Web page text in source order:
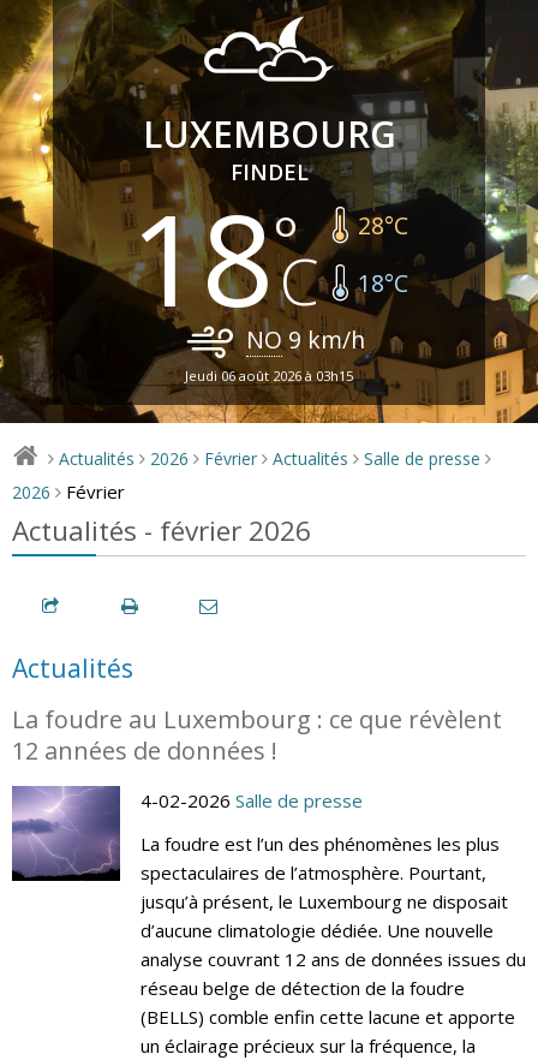
LUXEMBOURG
FINDEL
18 28°C
18°C
NO9 km/h
Jeudi 06 août 2026 à 03h15
> Actualités > 2026 > Février > Actualités > Salle de presse >
2026 > Février
Actualités - février 2026
Actualités
La foudre au Luxembourg : ce que révèlent
12 années de données !
4-02-2026 Salle de presse
La foudre est l’un des phénomènes les plus
spectaculaires de l’atmosphère. Pourtant,
jusqu’à présent, le Luxembourg ne disposait
d’aucune climatologie dédiée. Une nouvelle
analyse couvrant 12 ans de données issues du
réseau belge de détection de la foudre
(BELLS) comble enfin cette lacune et apporte
un éclairage précieux sur la fréquence, la